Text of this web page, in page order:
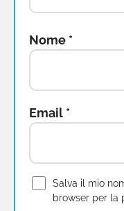
Nome *
Email *
Salva il mio
browser per la